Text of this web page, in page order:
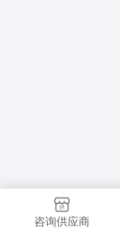
咨询供应商